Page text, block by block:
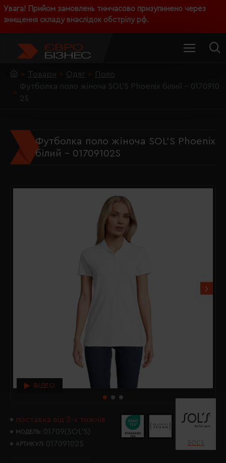
Увага! Прийом замовлень тимчасово призупинено через
знищення складу внаслідок обстрілу рф.
Товари Одяг
Поло
Футболка поло жіноча SOL'S Phoenix білий - 0170910
2S
Футболка поло жіноча SOL'S Phoenix
білий - 01709102S
ВІДЕО
поставка від 2-х тижнів
МОДЕЛЬ: 01709(SOL’S)
АРТИКУЛ: 01709102S SOL’S